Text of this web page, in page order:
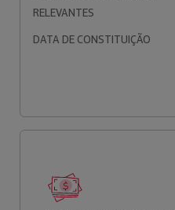
RELEVANTES
DATA DE CONSTITUIÇÃO